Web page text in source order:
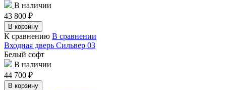
В наличии
43 800 ₽
В корзину
К сравнению В сравнении
Входная дверь Сильвер 03
Белый софт
В наличии
44 700 ₽
В корзину